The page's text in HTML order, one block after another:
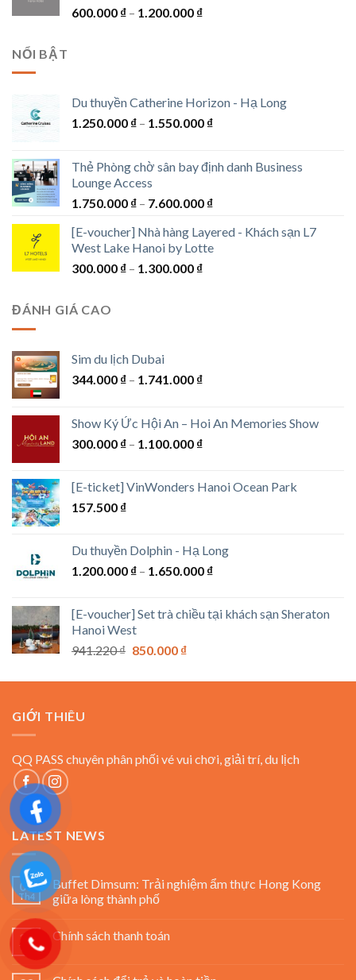
đến
600.000 ₫ – 1.200.000 ₫Khoảng
NỔI BẬT
Du thuyền Catherine Horizon - Hạ Long
1.250.000 ₫ – 1.550.000 ₫Khoảng
1.250.000 ₫
1.550.000 ₫
Thẻ Phòng chờ sân bay định danh Business
Lounge Access
1.750.000 ₫ – 7.600.000 ₫Khoảng
từ
1.750.000 ₫
[E-voucher] Nhà hàng Layered - Khách sạn L7
West Lake Hanoi by Lotte
300.000 ₫ – 1.300.000 ₫Khoảng
ĐÁNH GIÁ CAO
Sim du lịch Dubai
344.000 ₫ – 1.741.000 ₫Khoảng
344.000 ₫
đến
Show Ký Ức Hội An – Hoi An Memories Show
300.000 ₫ – 1.100.000 ₫Khoảng
300.000 ₫
[E-ticket] VinWonders Hanoi Ocean Park
157.500 ₫
Du thuyền Dolphin - Hạ Long
1.200.000 ₫ – 1.650.000 ₫Khoảng
1.200.000 ₫
[E-voucher] Set trà chiều tại khách sạn Sheraton
Hanoi West
941.220₫ Giá
là:
850.000 ₫Giá
tại
GIỚI THIÊU
QQ PASS chuyên phân phối vé vui chơi, giải trí, du lịch
LATEST NEWS
08
Th4
Buffet Dimsum: Trải nghiệm ẩm thực Hong Kong
giữa lòng thành phố
23
Th2
Chính sách thanh toán